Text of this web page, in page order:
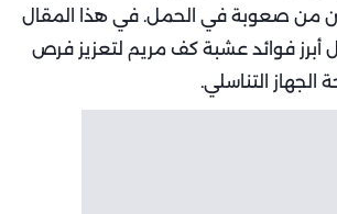
من صعوبة في الحمل. في هذا المقال
أبرز فوائد عشبة كف مريم لتعزيز فرص
التناسلي.